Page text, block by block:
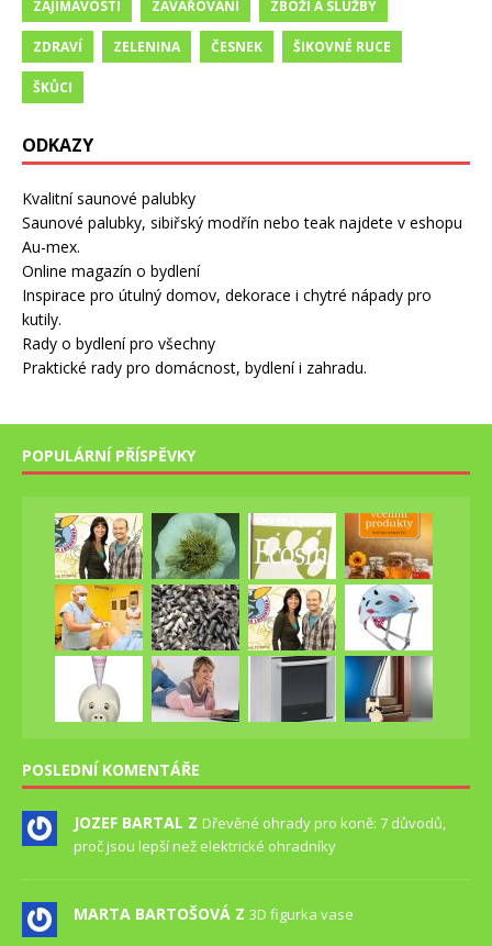
ZAJÍMAVOSTI ZAVAŘOVÁNÍ ZBOŽÍ A SLUŽBY
ZDRAVÍ ZELENINA ČESNEK ŠIKOVNÉ RUCE
ŠKŮCI
ODKAZY
Kvalitní saunové palubky
Saunové palubky, sibiřský modřín nebo teak najdete v eshopu
Au-mex.
Online magazín o bydlení
Inspirace pro útulný domov, dekorace i chytré nápady pro
kutily.
Rady o bydlení pro všechny
Praktické rady pro domácnost, bydlení i zahradu.
POPULÁRNÍ PŘÍSPĚVKY
POSLEDNÍ KOMENTÁŘE
JOZEF BARTAL Z Dřevěné ohrady pro koně: 7 důvodů,
proč jsou lepší než elektrické ohradníky
MARTA BARTOŠOVÁ Z 3D figurka vase